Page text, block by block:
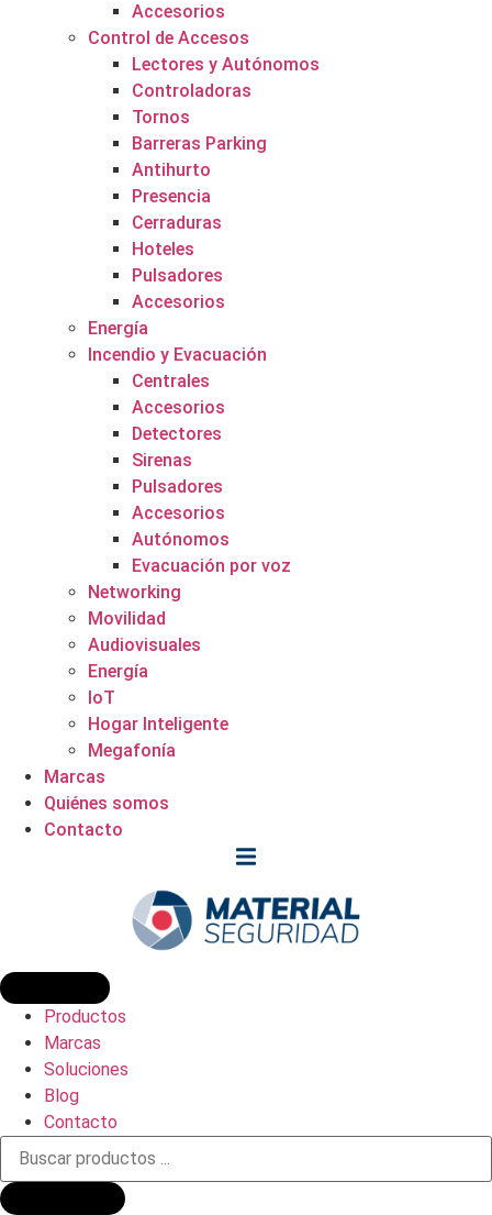
Accesorios
Control de Accesos
Lectores y Autónomos
Controladoras
Tornos
Barreras Parking
Antihurto
Presencia
Cerraduras
Hoteles
Pulsadores
Accesorios
Energía
Incendio y Evacuación
Centrales
Accesorios
Detectores
Sirenas
Pulsadores
Accesorios
Autónomos
Evacuación por voz
Networking
Movilidad
Audiovisuales
Energía
IoT
Hogar Inteligente
Megafonía
Marcas
Quiénes somos
Contacto
Productos
Marcas
Soluciones
Blog
Contacto
Búsqueda
productos